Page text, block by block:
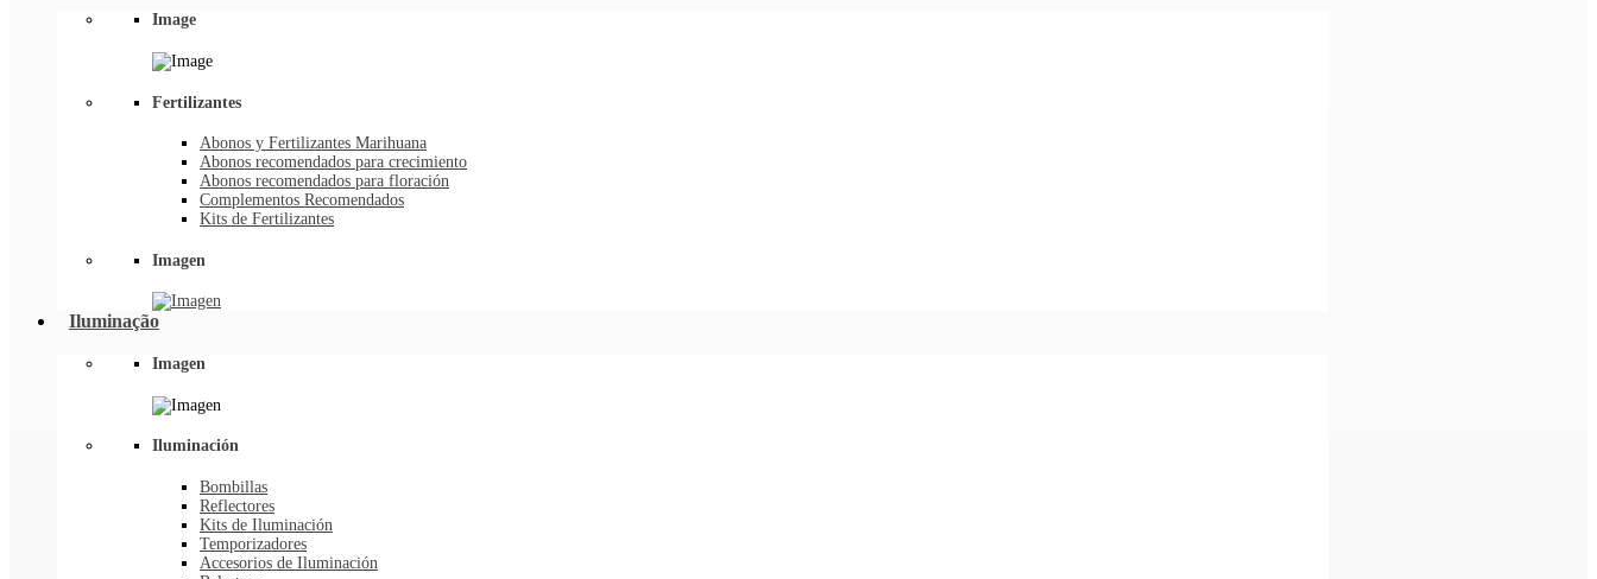
Image
Fertilizantes
Abonos y Fertilizantes Marihuana
Abonos recomendados para crecimiento
Abonos recomendados para floración
Complementos Recomendados
Kits de Fertilizantes
Imagen
Iluminação
Imagen
Iluminación
Bombillas
Reflectores
Kits de Iluminación
Temporizadores
Accesorios de Iluminación